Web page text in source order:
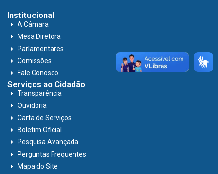
Institucional
A Câmara
Mesa Diretora
Parlamentares
Comissões
Fale Conosco
Serviços ao Cidadão
Transparência
Ouvidoria
Carta de Serviços
Boletim Oficial
Pesquisa Avançada
Perguntas Frequentes
Mapa do Site